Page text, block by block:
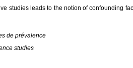
studies leads to the notion of confounding
de prévalence
studies